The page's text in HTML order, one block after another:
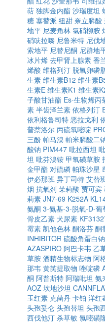
萜 独脚金内酯 沙瑞度坦
糖 塞替派 纽甜 奈立膦酸
地平 尼麦角林 氯硝柳胺
硝呋拉嗪 尼鲁米特 尼伐
索地平 尼替尼酮 尼群地
冰片烯 去甲肾上腺素 香
烯酸 维格列汀 脱氧卵磷
生素 维生素B12 维生素
生素E 维生素K1 维生素
子酸甘油酯 Es-生物烯丙
素 半齿泽兰素 依格列汀
依利格鲁司特 恶拉戈利
普萘洛尔 丙硫氧嘧啶
三酚 帕马溴 帕米膦酸二
酸钠 PIM447 吡拉西坦
坦 吡芬溴铵 甲氧磺草胺
金甲酯 对硫磷 帕珠沙星
伊必那班 异丁司特 艾替
烟 抗氧剂 茉莉酸 贾可宾
莉素 JN7-69 K252A
氨酮 3-氨基-3-脱氧-D-葡
骨皮乙素 犬尿素
霉素 凯他色林 酮洛芬 酮
INHIBITOR 硫酸角蛋白
AZASPIRO 阿巴卡韦 乙
草胺 酒精生物标志物 阿
那韦 黄芪提取物 唑啶磷
酮 阿普斯特 阿瑞吡坦 氨
AOZ 坎地沙坦
玉红素 克菌丹 卡铂 洋红
头孢妥仑 头孢替坦 头孢
西伐他汀 杀草敏 氯嘧磺